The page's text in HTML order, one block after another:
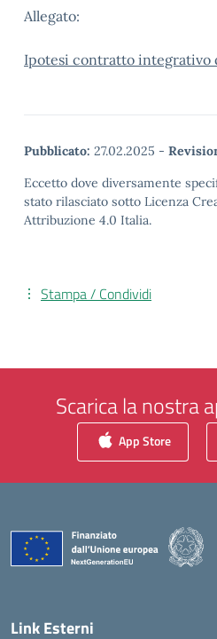
Allegato:
Ipotesi contratto integrativo
Pubblicato: 27.02.2025 -
Eccetto dove diversamente
stato rilasciato sotto Licenza
Attribuzione 4.0 Italia.
Stampa / Condividi
Scarica la nostra
App Store
Link Esterni